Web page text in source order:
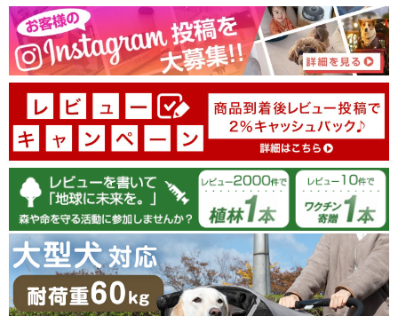
100.0
10/04/2025